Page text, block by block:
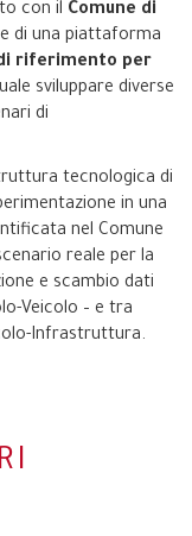
con il Comune di
di una piattaforma
riferimento per
sviluppare diverse
di
tecnologica di
in una
nel Comune
reale per la
e scambio dati
Veicolo – e tra
Infrastruttura.